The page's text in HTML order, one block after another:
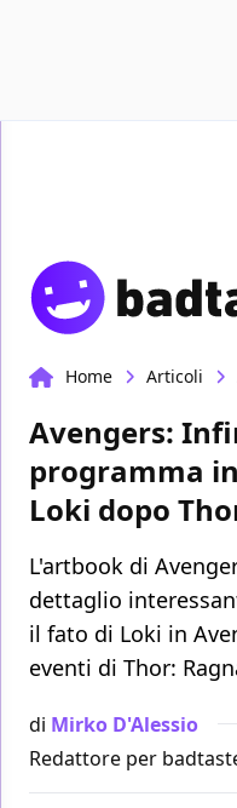
Home Articoli
Avengers:
programma
Loki dopo
L'artbook di
dettaglio
il fato di Loki in
eventi di Thor:
di Mirko D'Alessio
Redattore per